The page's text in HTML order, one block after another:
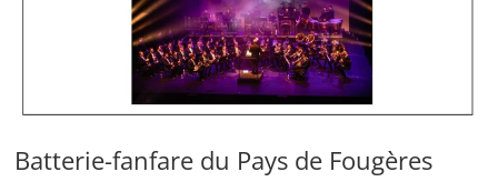
Vilaine
Batterie-fanfare du Pays de Fougères